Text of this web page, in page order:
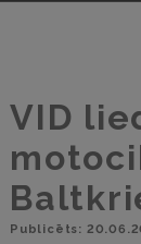
VID
Publicēts: